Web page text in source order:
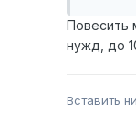
Повесить
нужд, до
Вставить